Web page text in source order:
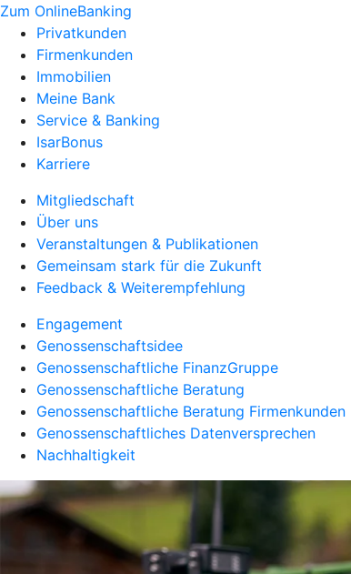
Zum OnlineBanking
Privatkunden
Firmenkunden
Immobilien
Meine Bank
Service & Banking
IsarBonus
Karriere
Mitgliedschaft
Über uns
Veranstaltungen & Publikationen
Gemeinsam stark für die Zukunft
Feedback & Weiterempfehlung
Engagement
Genossenschaftsidee
Genossenschaftliche FinanzGruppe
Genossenschaftliche Beratung
Genossenschaftliche Beratung Firmenkunden
Genossenschaftliches Datenversprechen
Nachhaltigkeit